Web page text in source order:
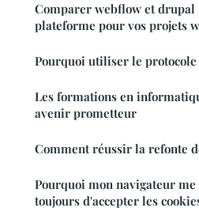
Comparer webflow et drupal
plateforme pour vos projets
Pourquoi utiliser le protocole
Les formations en
avenir prometteur
Comment réussir la refonte
Pourquoi mon navigateur
toujours d'accepter les